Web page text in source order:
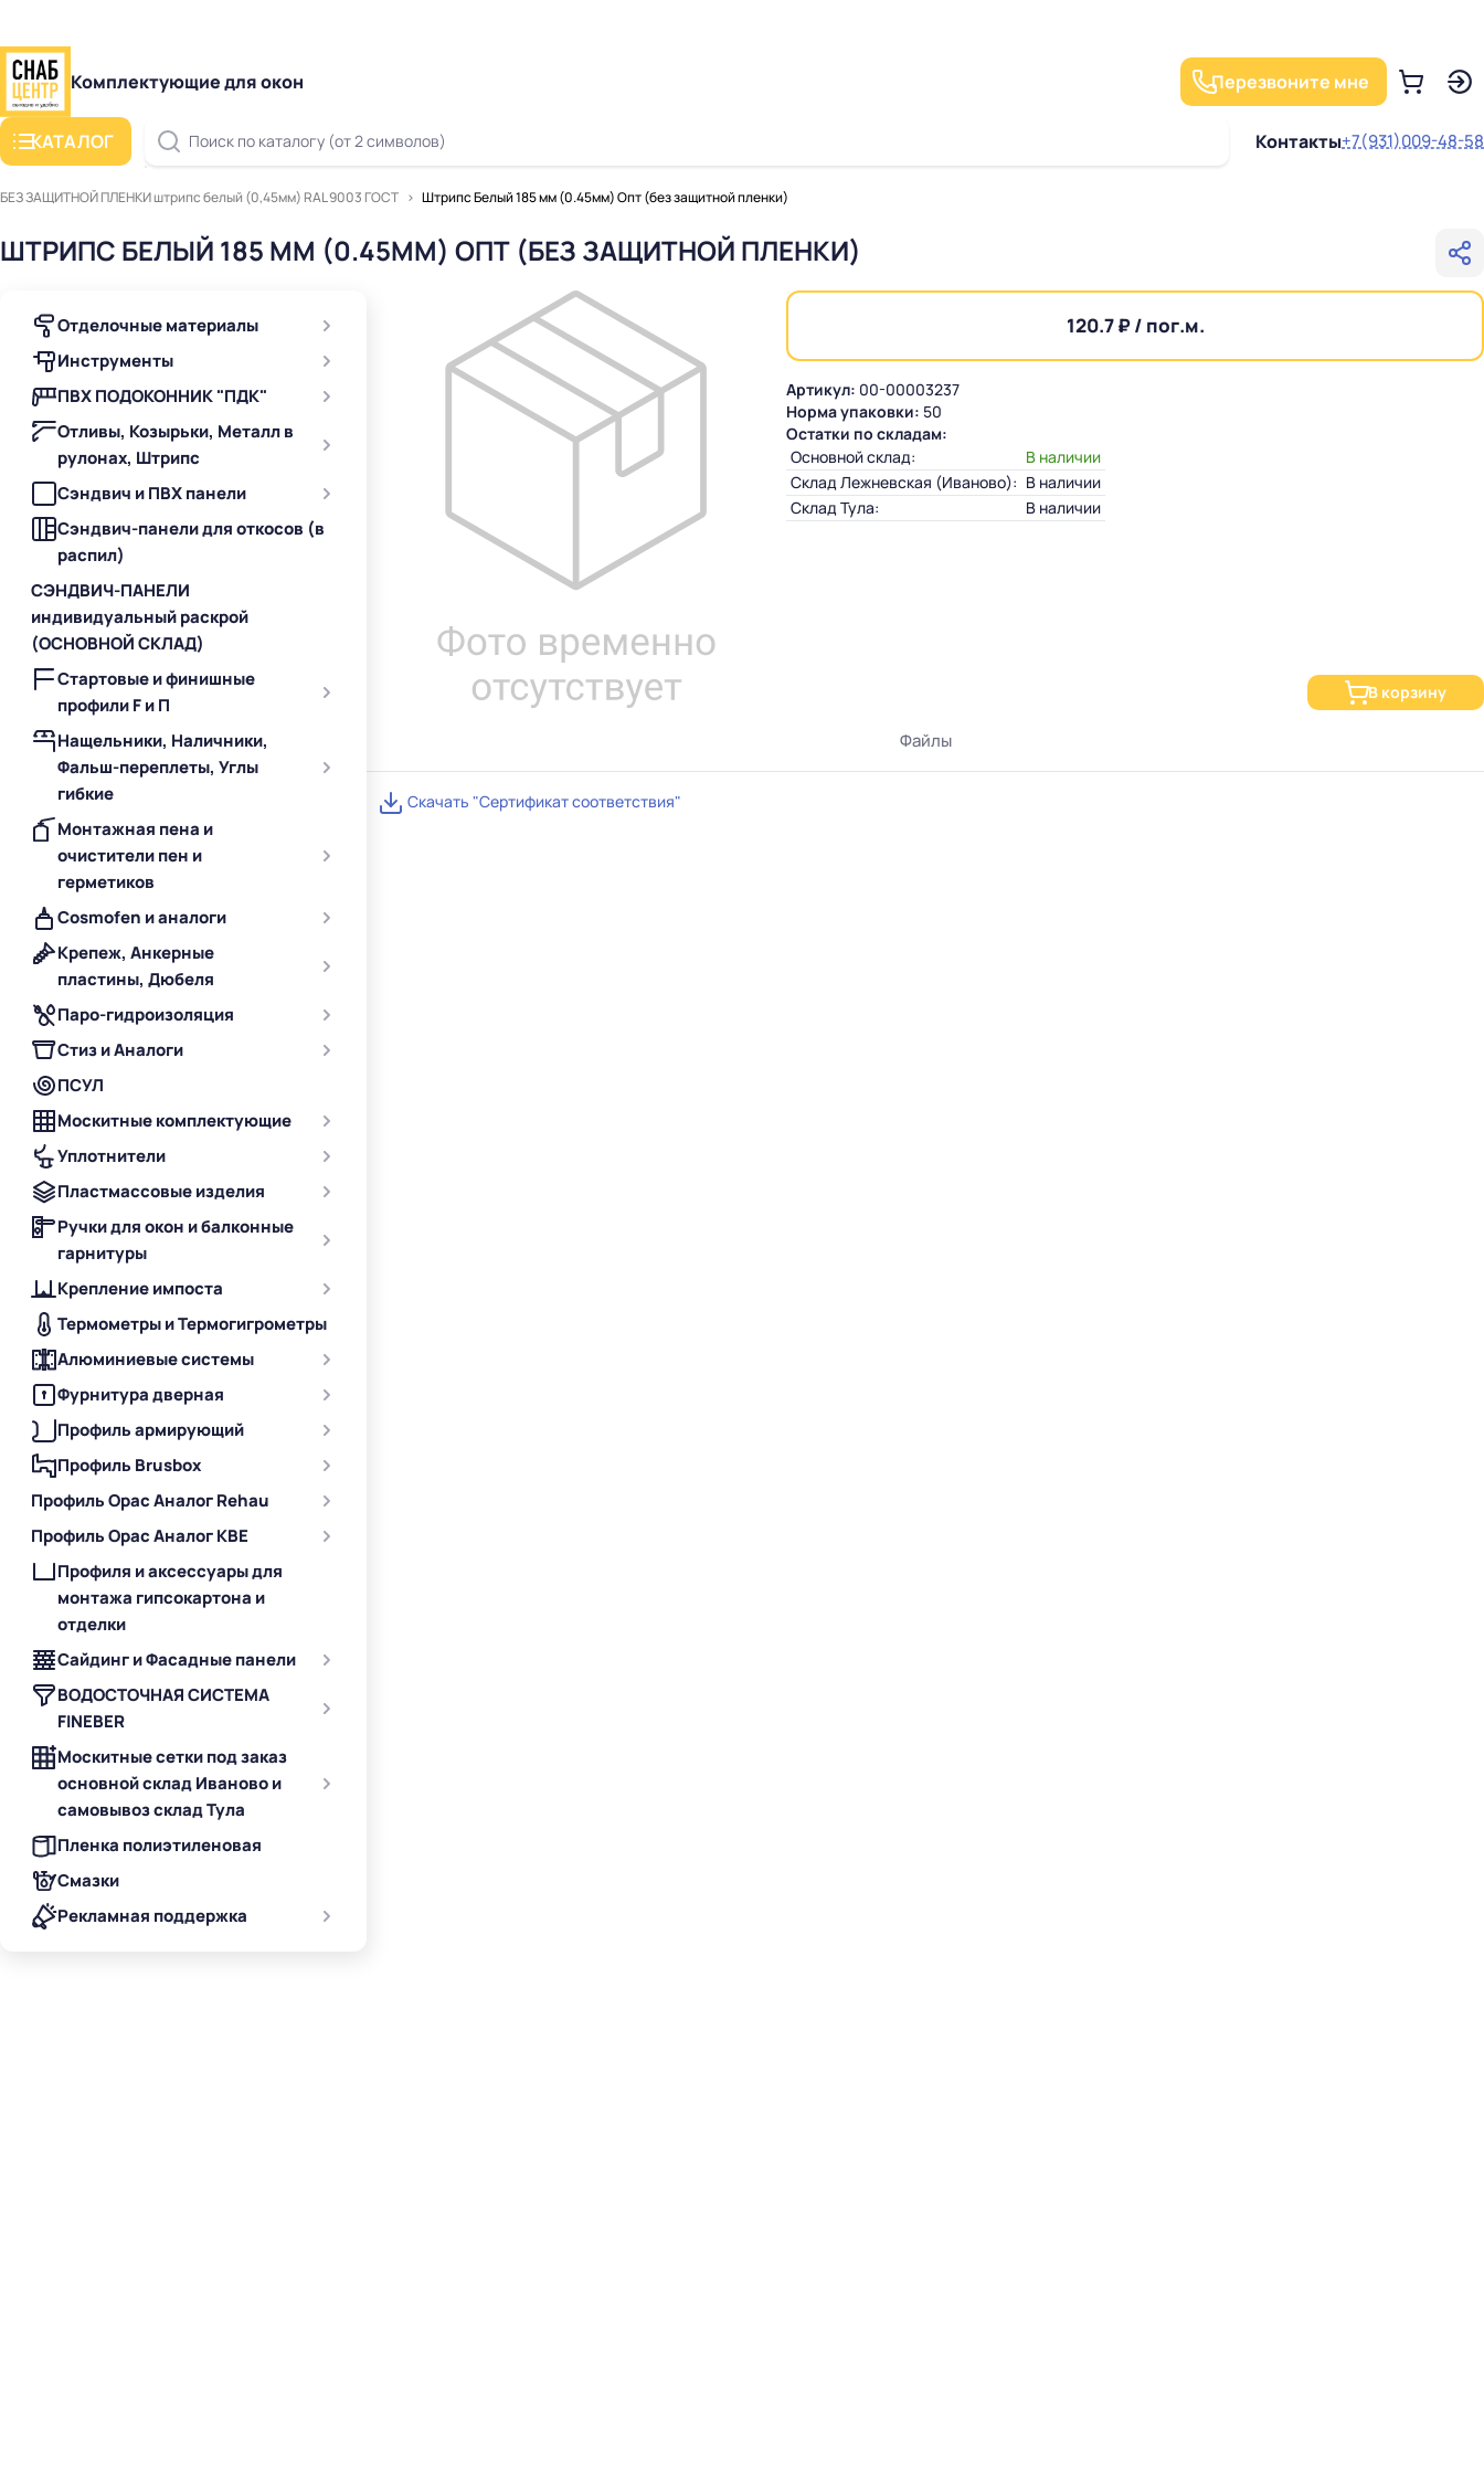
Комплектующие для окон Перезвоните мне
КАТАЛОГ Поиск по каталогу (от 2 символов) Контакты+7(931)009-48-58
БЕЗ ЗАЩИТНОЙ ПЛЕНКИ штрипс белый (0,45мм) RAL 9003 ГОСТ Штрипс Белый 185 мм (0.45мм) Опт (без защитной пленки)
ШТРИПС БЕЛЫЙ 185 ММ (0.45ММ) ОПТ (БЕЗ ЗАЩИТНОЙ ПЛЕНКИ)
Отделочные материалы
Инструменты
ПВХ ПОДОКОННИК "ПДК"
Отливы, Козырьки, Металл в
рулонах, Штрипс
Сэндвич и ПВХ панели
Сэндвич-панели для откосов (в
распил)
СЭНДВИЧ-ПАНЕЛИ
индивидуальный раскрой
(ОСНОВНОЙ СКЛАД)
Стартовые и финишные
профили F и П
Нащельники, Наличники,
Фальш-переплеты, Углы
гибкие
Монтажная пена и
очистители пен и
герметиков
Cosmofen и аналоги
Крепеж, Анкерные
пластины, Дюбеля
Паро-гидроизоляция
Стиз и Аналоги
ПСУЛ
Москитные комплектующие
Уплотнители
Пластмассовые изделия
Ручки для окон и балконные
гарнитуры
Крепление импоста
Термометры и Термогигрометры
Алюминиевые системы
Фурнитура дверная
Профиль армирующий
Профиль Brusbox
Профиль Орас Аналог Rehau
Профиль Орас Аналог KBE
Профиля и аксессуары для
монтажа гипсокартона и
отделки
Сайдинг и Фасадные панели
ВОДОСТОЧНАЯ СИСТЕМА
FINEBER
Москитные сетки под заказ
основной склад Иваново и
самовывоз склад Тула
Пленка полиэтиленовая
Смазки
Рекламная поддержка
120.7 ₽ / пог.м.
Артикул: 00-00003237
Норма упаковки: 50
Остатки по складам:
Основной склад:
В наличии
Склад Лежневская (Иваново): В наличии
Склад Тула:
В наличии
В корзину
Файлы
Скачать "Сертификат соответствия"